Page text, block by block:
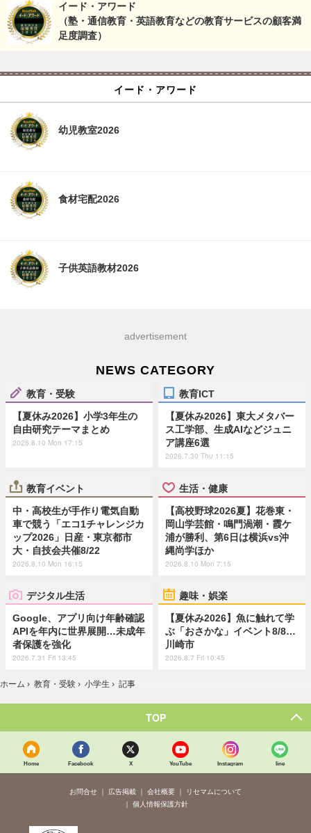
イード・アワード
（塾・通信教育・英語教育などの教育サービスの顧客満
足度調査）
イード・アワード
幼児教室2026
食材宅配2026
子供英語教材2026
advertisement
NEWS CATEGORY
教育・受験
【夏休み2026】小学3年生の
自由研究テーマまとめ
2026.8.10 Mon 17:15
教育ICT
【夏休み2026】東大メタバー
ス工学部、生成AIなどジュニ
ア講座6選
2026.7.30 Thu 11:15
教育イベント
中・高校生が手作り電気自動
車で競う「エコ1チャレンジカ
ップ2026」日産・東京都市
大・自技会共催8/22
2026.8.10 Mon 16:15
生活・健康
【高校野球2026夏】花巻東・
岡山学芸館・鳴門渦潮・霞ケ
浦が勝利、第6日は横浜vs沖
縄尚学ほか
2026.8.10 Mon 7:15
デジタル生活
Google、アプリ向け年齢確認
APIを年内に世界展開…未成年
者保護を強化
2026.7.31 Fri 13:45
趣味・娯楽
【夏休み2026】魚に触れて学
ぶ「おさかな」イベント8/8…
川崎市
2026.8.7 Fri 10:45
ホーム › 教育・受験 › 小学生 › 記事
TOP
Home Facebook X YouTube Instagram line
お問合せ 広告掲載 会社概要
リセマムについて
個人情報保護方針